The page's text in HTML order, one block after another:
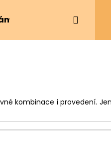
oblečení Hledat
kombinace i provedení.